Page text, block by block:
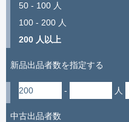
50 - 100 人
100 - 200 人
200 人以上
新品出品者数を指定する
- 人
中古出品者数